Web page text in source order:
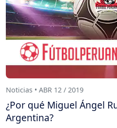
Noticias • ABR 12 / 2019
¿Por qué Miguel Ángel
Argentina?